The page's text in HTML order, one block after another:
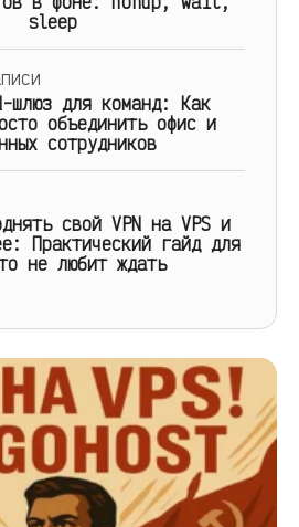
sleep
шлюз для команд: Как
объединить офис и
сотрудников
свой VPN на VPS и
Практический гайд для
не любит ждать